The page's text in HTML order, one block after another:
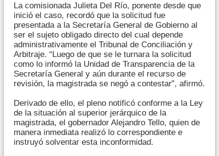
La comisionada Julieta Del Río, ponente desde que
inició el caso, recordó que la solicitud fue
presentada a la Secretaría General de Gobierno al
ser el sujeto obligado directo del cual depende
administrativamente el Tribunal de Conciliación y
Arbitraje. “Luego de que se le turnara la solicitud
como lo informó la Unidad de Transparencia de la
Secretaría General y aún durante el recurso de
revisión, la magistrada se negó a contestar”, afirmó.
Derivado de ello, el pleno notificó conforme a la Ley
de la situación al superior jerárquico de la
magistrada, el gobernador Alejandro Tello, quien de
manera inmediata realizó lo correspondiente e
instruyó solventar esta inconformidad.